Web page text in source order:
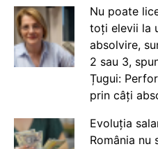
Nu poate
toți elevii la
absolvire,
2 sau 3,
Țugui:
prin câți
Evoluția
România nu